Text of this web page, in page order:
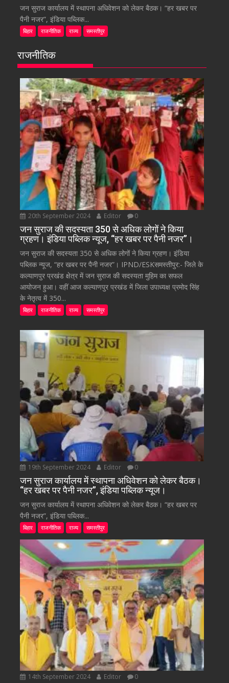
जन सुराज कार्यालय में स्थापना अधिवेशन को लेकर बैठक। “हर खबर पर
पैनी नजर”, इंडिया पब्लिक...
बिहार राजनीतिक राज्य समस्तीपुर
राजनीतिक
20th September 2024 Editor 0
जन सुराज की सदस्यता 350 से अधिक लोगों ने किया
ग्रहण। इंडिया पब्लिक न्यूज, “हर खबर पर पैनी नजर”।
जन सुराज की सदस्यता 350 से अधिक लोगों ने किया ग्रहण। इंडिया
पब्लिक न्यूज, “हर खबर पर पैनी नजर”। IPND/ESKसमस्तीपुर:- जिले के
कल्याणपुर प्रखंड क्षेत्र में जन सुराज की सदस्यता मुहिम का सफल
आयोजन हुआ। वहीं आज कल्याणपुर प्रखंड में जिला उपाध्यक्ष प्रमोद सिंह
के नेतृत्व में 350...
बिहार राजनीतिक राज्य समस्तीपुर
19th September 2024 Editor 0
जन सुराज कार्यालय में स्थापना अधिवेशन को लेकर बैठक।
“हर खबर पर पैनी नजर”, इंडिया पब्लिक न्यूज।
जन सुराज कार्यालय में स्थापना अधिवेशन को लेकर बैठक। “हर खबर पर
पैनी नजर”, इंडिया पब्लिक...
बिहार राजनीतिक राज्य समस्तीपुर
14th September 2024 Editor 0